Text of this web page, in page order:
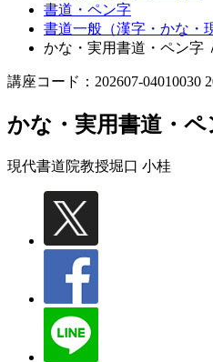
書道・ペン字
書道一般（漢字・かな・
かな・実用書道・ペン字
講座コード：202607-04010030
かな・実用書道・ペ
現代書道院教授堀口 小桂